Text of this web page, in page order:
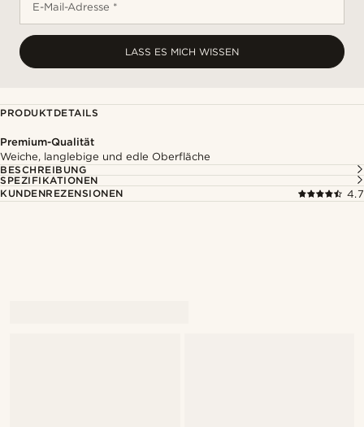
E-Mail-Adresse *
LASS ES MICH WISSEN
PRODUKTDETAILS
Premium-Qualität
Weiche, langlebige und edle Oberfläche
BESCHREIBUNG
SPEZIFIKATIONEN
KUNDENREZENSIONEN
4.7